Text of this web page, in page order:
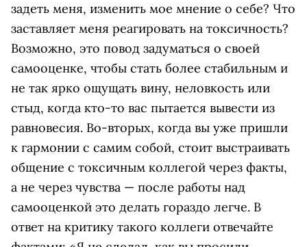
задеть меня, изменить мое мнение о себе? Что
заставляет меня реагировать на токсичность?
Возможно, это повод задуматься о своей
самооценке, чтобы стать более стабильным и
не так ярко ощущать вину, неловкость или
стыд, когда кто-то вас пытается вывести из
равновесия. Во-вторых, когда вы уже пришли
к гармонии с самим собой, стоит выстраивать
общение с токсичным коллегой через факты,
а не через чувства — после работы над
самооценкой это делать гораздо легче. В
ответ на критику такого коллеги отвечайте